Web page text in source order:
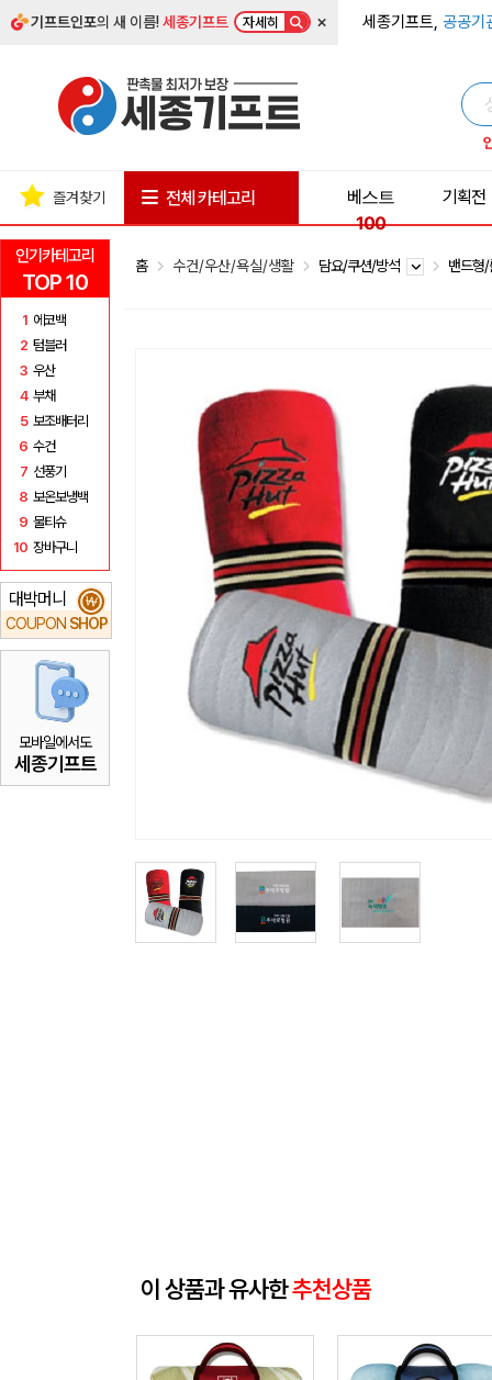
기프트인포의 새 이름!세종기프트 자세히 × 세종기프트, 공공기
인기카테고리
TOP 10
1 에코백
2 텀블러
3 우산
4 부채
5 보조배터리
6 수건
7 선풍기
8 보온보냉백
9 물티슈
10 장바구니
대박머니
COUPON SHOP
₩
모바일에서도
세종기프트
즐겨찾기 전체 카테고리
베스트
100
기획전
홈 수건/우산/욕실/생활 담요/쿠션/방석 밴드형
이 상품과 유사한추천상품